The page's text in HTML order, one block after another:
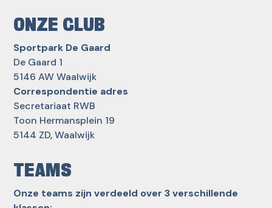
ONZE CLUB
Sportpark De Gaard
De Gaard 1
5146 AW Waalwijk
Correspondentie adres
Secretariaat RWB
Toon Hermansplein 19
5144 ZD, Waalwijk
TEAMS
Onze teams zijn verdeeld over 3 verschillende